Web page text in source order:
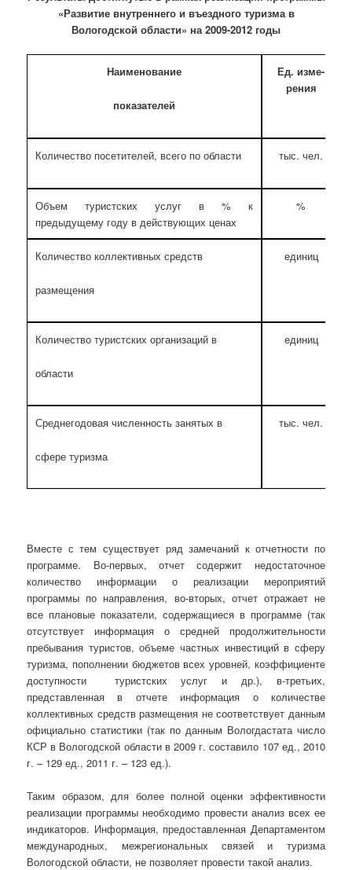
«Развитие внутреннего и въездного туризма в
Вологодской области» на 2009-2012 годы
Наименование
показателей
Ед. изме-
рения
Количество посетителей, всего по области тыс. чел.
Объем туристских услуг в % к
предыдущему году в действующих ценах
%
Количество коллективных средств
размещения
единиц
Количество туристских организаций в
области
единиц
Среднегодовая численность занятых в
сфере туризма
тыс. чел.
Вместе с тем существует ряд замечаний к отчетности по
программе. Во-первых, отчет содержит недостаточное
количество информации о реализации мероприятий
программы по направления, во-вторых, отчет отражает не
все плановые показатели, содержащиеся в программе (так
отсутствует информация о средней продолжительности
пребывания туристов, объеме частных инвестиций в сферу
туризма, пополнении бюджетов всех уровней, коэффициенте
доступности туристских услуг и др.), в-третьих,
представленная в отчете информация о количестве
коллективных средств размещения не соответствует данным
официально статистики (так по данным Вологдастата число
КСР в Вологодской области в 2009 г. составило 107 ед., 2010
г. – 129 ед., 2011 г. – 123 ед.).
Таким образом, для более полной оценки эффективности
реализации программы необходимо провести анализ всех ее
индикаторов. Информация, предоставленная Департаментом
международных, межрегиональных связей и туризма
Вологодской области, не позволяет провести такой анализ.